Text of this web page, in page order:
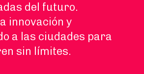
del futuro.
innovación y
a las ciudades para
sin límites.